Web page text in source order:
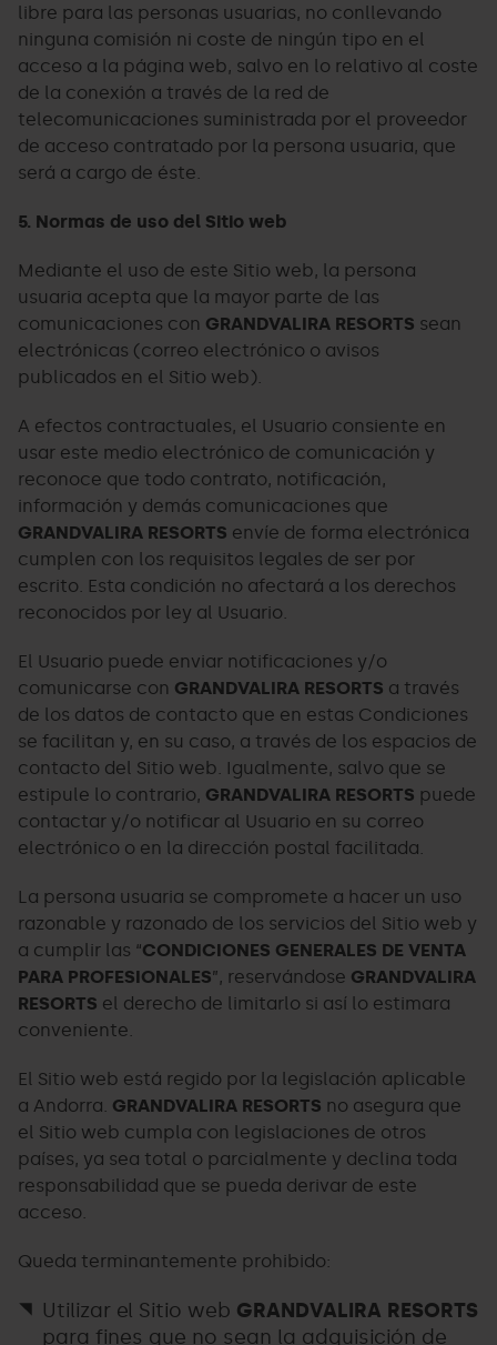
libre para las personas usuarias, no conllevando
ninguna comisión ni coste de ningún tipo en el
acceso a la página web, salvo en lo relativo al coste
de la conexión a través de la red de
telecomunicaciones suministrada por el proveedor
de acceso contratado por la persona usuaria, que
será a cargo de éste.
5. Normas de uso del Sitio web
Mediante el uso de este Sitio web, la persona
usuaria acepta que la mayor parte de las
comunicaciones con GRANDVALIRA RESORTS sean
electrónicas (correo electrónico o avisos
publicados en el Sitio web).
A efectos contractuales, el Usuario consiente en
usar este medio electrónico de comunicación y
reconoce que todo contrato, notificación,
información y demás comunicaciones que
GRANDVALIRA RESORTS envíe de forma electrónica
cumplen con los requisitos legales de ser por
escrito. Esta condición no afectará a los derechos
reconocidos por ley al Usuario.
El Usuario puede enviar notificaciones y/o
comunicarse con GRANDVALIRA RESORTS a través
de los datos de contacto que en estas Condiciones
se facilitan y, en su caso, a través de los espacios de
contacto del Sitio web. Igualmente, salvo que se
estipule lo contrario, GRANDVALIRA RESORTS puede
contactar y/o notificar al Usuario en su correo
electrónico o en la dirección postal facilitada.
La persona usuaria se compromete a hacer un uso
razonable y razonado de los servicios del Sitio web y
a cumplir las “CONDICIONES GENERALES DE VENTA
PARA PROFESIONALES”, reservándose GRANDVALIRA
RESORTS el derecho de limitarlo si así lo estimara
conveniente.
El Sitio web está regido por la legislación aplicable
a Andorra. GRANDVALIRA RESORTS no asegura que
el Sitio web cumpla con legislaciones de otros
países, ya sea total o parcialmente y declina toda
responsabilidad que se pueda derivar de este
acceso.
Queda terminantemente prohibido:
Utilizar el Sitio web GRANDVALIRA RESORTS
para fines que no sean la adquisición de